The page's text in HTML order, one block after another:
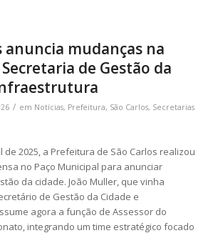
anuncia mudanças na
de Gestão da
/ em Notícias, Prefeitura, São Carlos, Secretarias
de 2025, a Prefeitura de São Carlos realizou
no Paço Municipal para anunciar
da cidade. João Muller, que vinha
de Gestão da Cidade e
agora a função de Assessor do
integrando um time estratégico focado